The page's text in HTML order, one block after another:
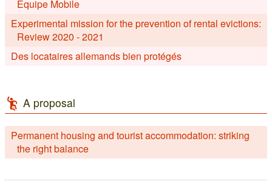
Equipe Mobile
Experimental mission for the prevention of rental evictions:
Review 2020 - 2021
Des locataires allemands bien protégés
A proposal
Permanent housing and tourist accommodation: striking
the right balance